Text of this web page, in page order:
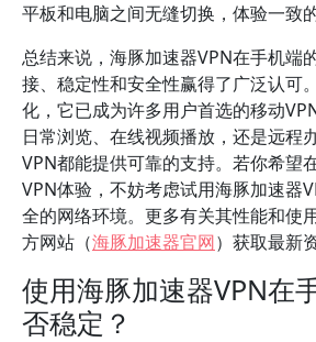
平板和电脑之间无缝切换，体验一致
总结来说，海豚加速器VPN在手机端
接、稳定性和安全性赢得了广泛认可
化，它已成为许多用户首选的移动
日常浏览、在线视频播放，还是远程
VPN都能提供可靠的支持。若你希望
VPN体验，不妨考虑试用海豚加速器
全的网络环境。更多有关其性能和使
方网站（海豚加速器官网）获取最新
使用海豚加速器VPN在
否稳定？